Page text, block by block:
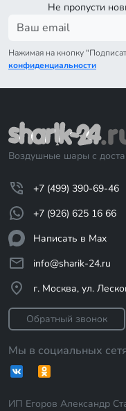
Не пропусти
Нажимая на кнопку
конфиденциальности
Воздушные шары с
+7 (499) 390-69-46
+7 (926) 625 16 66
Написать в Max
info@sharik-24.ru
г. Москва, ул.
Обратный звонок
Мы в социальных
ИП Егоров Александр